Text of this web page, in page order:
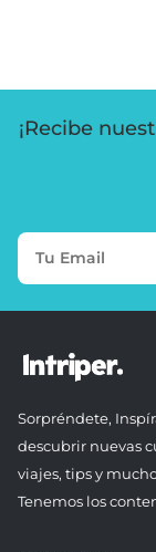
¡Recibe
Sorpréndete,
descubrir nuevas
viajes, tips y
Tenemos los